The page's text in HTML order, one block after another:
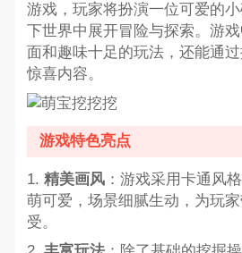
游戏，玩家将扮演一位可爱的
下世界中展开冒险与探索。游
面和趣味十足的玩法，还能通
惊喜内容。
游戏特色亮点
1. 精美画风：游戏采用卡通风
萌可爱，场景细腻生动，为玩
受。